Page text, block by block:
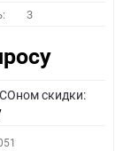
3
скидки: